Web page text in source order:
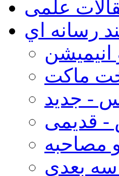
علمی
رسانه اي
انیمیشن
ماکت
- جدید
قدیمی
مصاحبه
سه بعدی